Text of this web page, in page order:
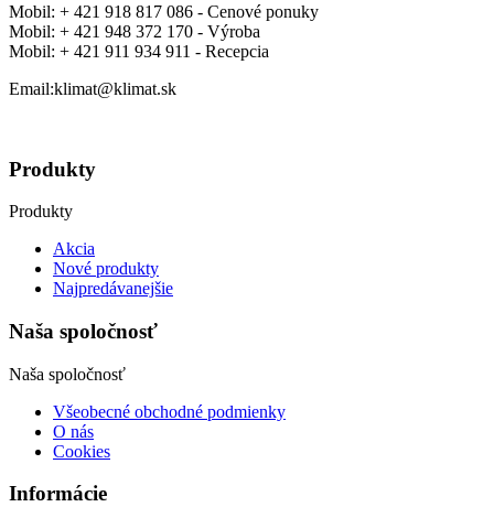
Mobil: + 421 918 817 086 - Cenové ponuky
Mobil: + 421 948 372 170 - Výroba
Mobil: + 421 911 934 911 - Recepcia
Email:klimat@klimat.sk
Produkty
Produkty
Akcia
Nové produkty
Najpredávanejšie
Naša spoločnosť
Naša spoločnosť
Všeobecné obchodné podmienky
O nás
Cookies
Informácie